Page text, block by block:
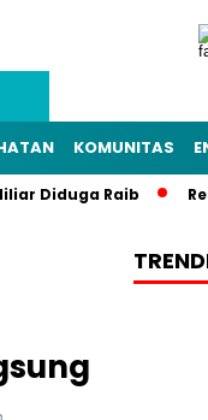
KOMUNITAS
Diduga Raib